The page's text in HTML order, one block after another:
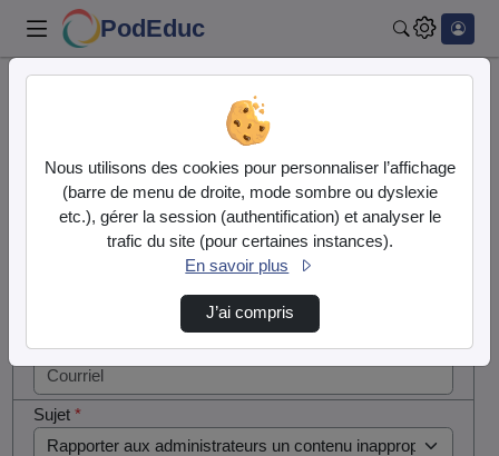
PodEduc
Contactez nous
Votre message
Courriel*
Sujet*
si vous
êtes un
humain en
Nous utilisons des cookies pour personnaliser l’affichage
(barre de menu de droite, mode sombre ou dyslexie
etc.), gérer la session (authentification) et analyser le
trafic du site (pour certaines instances).
En savoir plus
J’ai compris